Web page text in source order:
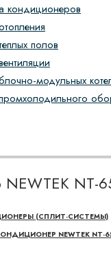
кондиционеров
полов
модульных
NT-
(СПЛИТ-СИСТЕМЫ)
NEWTEK NT-